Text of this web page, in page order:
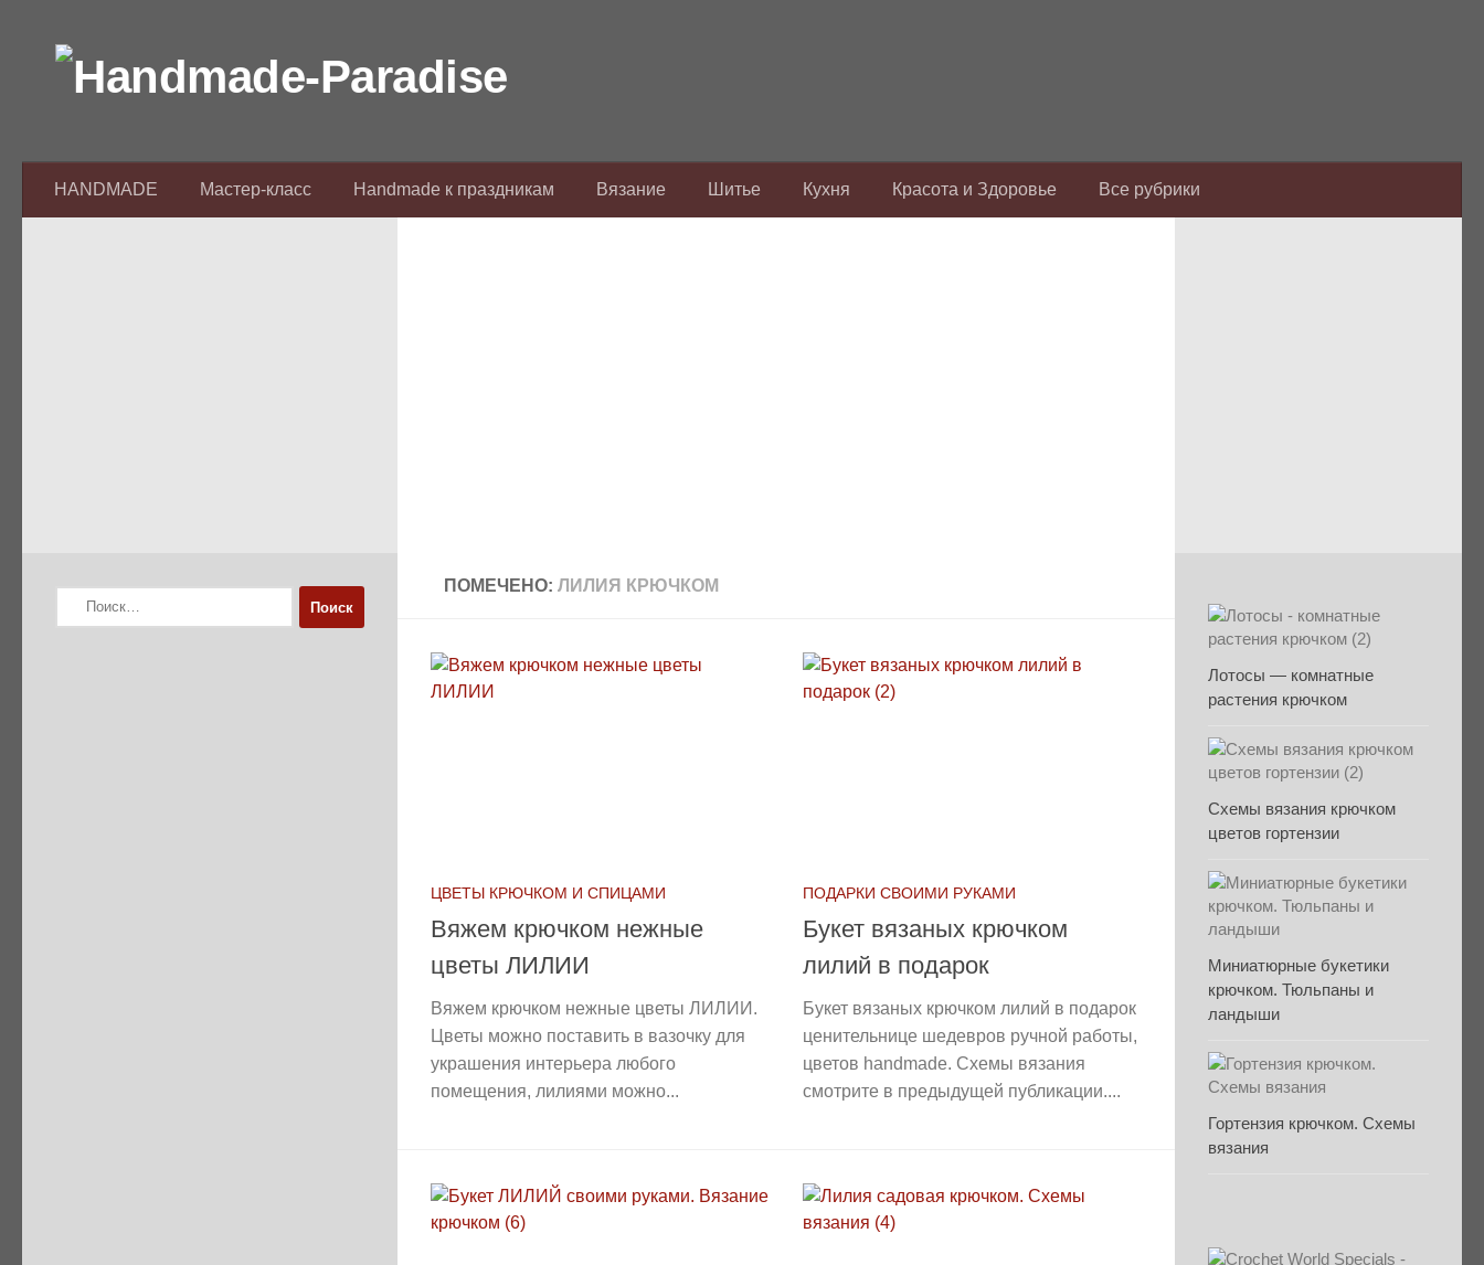
HANDMADE Мастер-класс Handmade к праздникам Вязание Шитье Кухня Красота и Здоровье Все рубрики
ПОМЕЧЕНО: ЛИЛИЯ КРЮЧКОМ
ЦВЕТЫ КРЮЧКОМ И СПИЦАМИ
Вяжем крючком нежные
цветы ЛИЛИИ
Вяжем крючком нежные цветы ЛИЛИИ.
Цветы можно поставить в вазочку для
украшения интерьера любого
помещения, лилиями можно...
ПОДАРКИ СВОИМИ РУКАМИ
Букет вязаных крючком
лилий в подарок
Букет вязаных крючком лилий в подарок
ценительнице шедевров ручной работы,
цветов handmade. Схемы вязания
смотрите в предыдущей публикации....
Найти:
Лотосы — комнатные
растения крючком
Схемы вязания крючком
цветов гортензии
Миниатюрные букетики
крючком. Тюльпаны и
ландыши
Гортензия крючком. Схемы
вязания